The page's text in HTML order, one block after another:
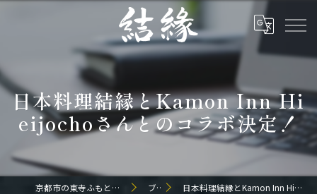
日本料理結縁とKamon Inn Hi
eijochoさんとのコラボ決定！
京都市の東寺ふもとの和食なら日本料理 結縁 ブログ 日本料理結縁とKamon Inn Hieijochoさんとのコラボ決定！